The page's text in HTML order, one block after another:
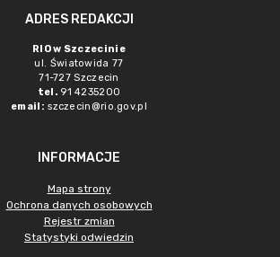
ADRES REDAKCJI
RIO w Szczecinie
ul. Światowida 77
71-727 Szczecin
tel. 91 4235200
email: szczecin@rio.gov.pl
INFORMACJE
Mapa strony
Ochrona danych osobowych
Rejestr zmian
Statystyki odwiedzin